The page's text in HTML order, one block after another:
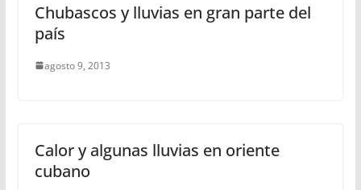
Chubascos y lluvias en gran parte del
país
agosto 9, 2013
Calor y algunas lluvias en oriente
cubano